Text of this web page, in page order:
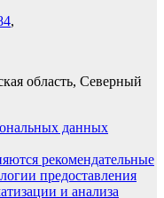
,
область, Северный
данных
рекомендательные
предоставления
и анализа